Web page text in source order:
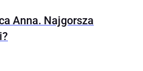
Anna. Najgorsza